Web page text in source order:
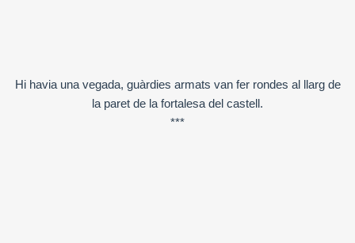
Hi havia una vegada, guàrdies armats van fer rondes al llarg de
la paret de la fortalesa del castell.
***